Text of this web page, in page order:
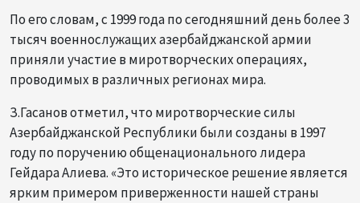
По его словам, с 1999 года по сегодняшний день более 3
тысяч военнослужащих азербайджанской армии
приняли участие в миротворческих операциях,
проводимых в различных регионах мира.
З.Гасанов отметил, что миротворческие силы
Азербайджанской Республики были созданы в 1997
году по поручению общенационального лидера
Гейдара Алиева. «Это историческое решение является
ярким примером приверженности нашей страны